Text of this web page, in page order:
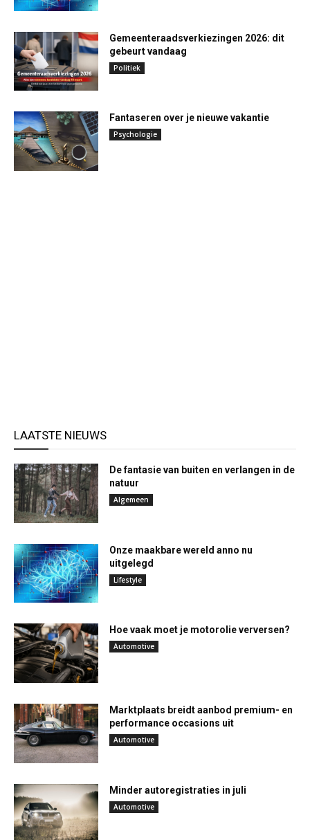
Gemeenteraadsverkiezingen 2026: dit
gebeurt vandaag
Politiek
Fantaseren over je nieuwe vakantie
Psychologie
LAATSTE NIEUWS
De fantasie van buiten en verlangen in de
natuur
Algemeen
Onze maakbare wereld anno nu
uitgelegd
Lifestyle
Hoe vaak moet je motorolie verversen?
Automotive
Marktplaats breidt aanbod premium- en
performance occasions uit
Automotive
Minder autoregistraties in juli
Automotive